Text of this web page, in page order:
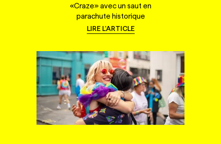
«Craze» avec un saut en
parachute historique
LIRE L'ARTICLE